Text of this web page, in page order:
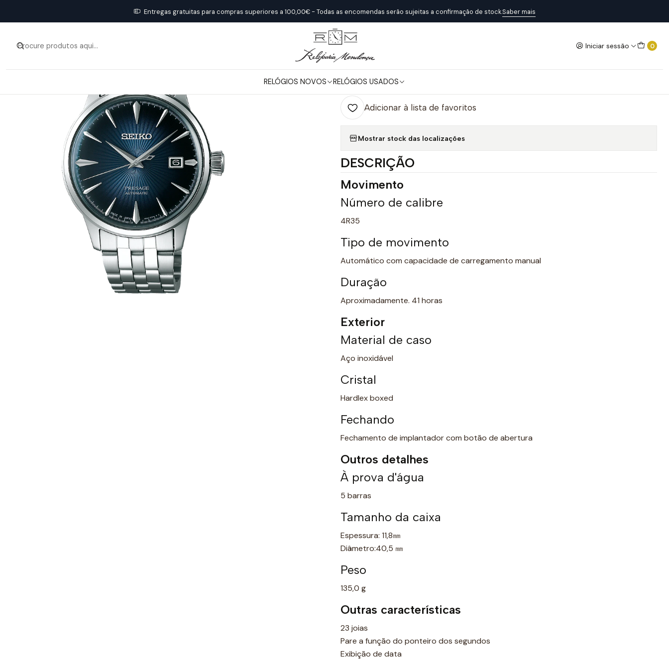
Iniciar sessão 0
RELÓGIOS NOVOS RELÓGIOS USADOS
Entregas gratuitas para compras superiores a 100,00€ - Todas as encomendas serão sujeitas a confirmação de stock.Saber mais
Início Relógios Novos Seiko Presage
|
Presage
Quantidade
Adicionar à lista de favoritos
Mostrar stock das localizações
DESCRIÇÃO
Movimento
Número de calibre
4R35
Tipo de movimento
Automático com capacidade de carregamento manual
Duração
Aproximadamente. 41 horas
Exterior
Material de caso
Aço inoxidável
Cristal
Hardlex boxed
Fechando
Fechamento de implantador com botão de abertura
Outros detalhes
À prova d'água
5 barras
Tamanho da caixa
Espessura: 11,8㎜
Diâmetro:40,5 ㎜
Peso
135,0 g
Outras características
23 joias
Pare a função do ponteiro dos segundos
Exibição de data